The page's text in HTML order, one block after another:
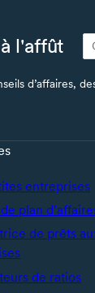
l'affût
d’affaires,
entreprises
plan
de prêts
de ratios